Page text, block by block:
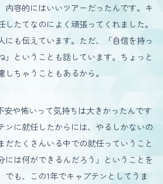
内容的にはいいツアーだったんです。キ
したてなのによく頑張ってくれました。
にも伝えています。ただ、「自信を持っ
」ということも話しています。ちょっと
しちゃうこともあるから。
や怖いって気持ちは大きかったんです
ンに就任したからには、やるしかないの
だたくさんいる中での就任っていうこと
には何ができるんだろう」ということを
でも、この1年でキャプテンとしてうま